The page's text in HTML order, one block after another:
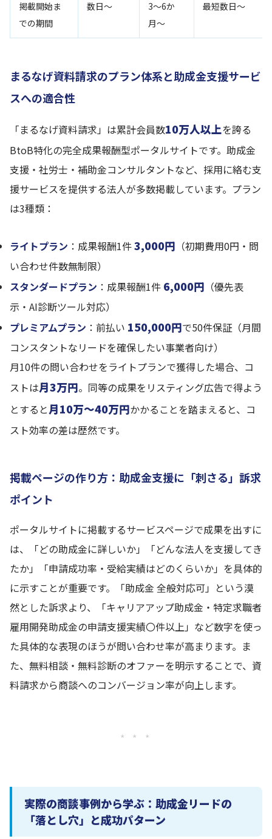
掲載開始ま
での期間
数日〜
3〜6か
月〜
最短数日〜
まるなげ資料請求のプラン体系と助成金支援サービ
スへの適合性
「まるなげ資料請求」は累計会員数10万人以上を誇る
BtoB特化の完全成果報酬型ポータルサイトです。助成金
支援・社労士・補助金コンサルタントなど、採用に絡む支
援サービスを提供する法人が多数掲載しています。プラン
は3種類：
ライトプラン ：成果報酬1件3,000円 （初期費用0円・問
い合わせ件数無制限）
スタンダードプラン ：成果報酬1件 6,000円 （優先表
示・AI診断ツール対応）
プレミアムプラン ：前払い 150,000円で50件保証（月間
コンスタントなリードを確保したい事業者向け）
月10件の問い合わせをライトプランで獲得した場合、コ
ストは月3万円。同等の成果をリスティング広告で得よう
とすると月10万〜40万円かかることを踏まえると、コ
スト効率の差は歴然です。
掲載ページの作り方：助成金支援に「刺さる」訴求
ポイント
ポータルサイトに掲載するサービスページで成果を出すに
は、「どの助成金に詳しいか」「どんな法人を支援してき
たか」「申請成功率・受給実績はどのくらいか」を具体的
に示すことが重要です。「助成金 全般対応可」という漠
然とした訴求より、「キャリアアップ助成金・特定求職者
雇用開発助成金の申請支援実績〇件以上」など数字を使っ
た具体的な表現のほうが問い合わせ率が高まります。ま
た、無料相談・無料診断のオファーを明示することで、資
料請求から商談へのコンバージョン率が向上します。
* * *
実際の商談事例から学ぶ：助成金リードの
「落とし穴」と成功パターン